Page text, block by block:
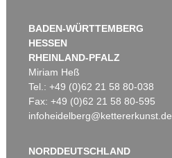
BADEN-WÜRTTEMBERG
HESSEN
RHEINLAND-PFALZ
Miriam Heß
Tel.: +49 (0)62 21 58 80-038
Fax: +49 (0)62 21 58 80-595
infoheidelberg@kettererkunst.de
NORDDEUTSCHLAND